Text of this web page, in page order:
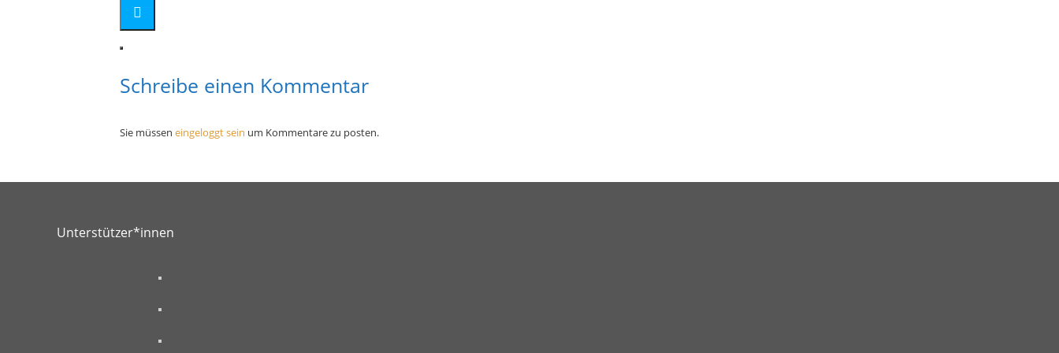
Schreibe einen Kommentar
Sie müssen eingeloggt sein um Kommentare zu posten.
Unterstützer*innen